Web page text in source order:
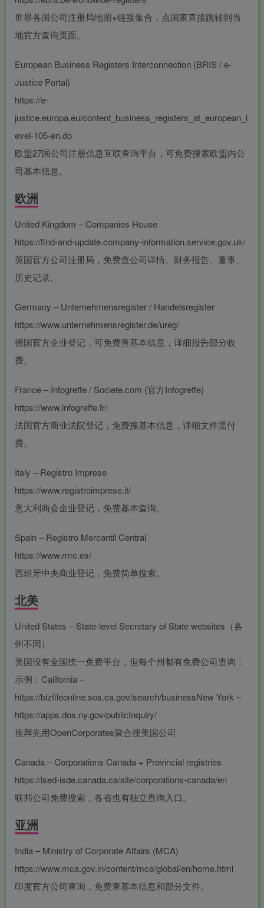
widgets-
雅马
檀木黑
三角钢
指乎
乐器
破壁机家用低
1.75L大容量
多功能豆浆料
理榨汁机新款
299
￥0.00
蛇
贵州深山老林
然放养老桶蜂
￥0.00
世界各国公司注册局地图+链接集合，点国家直接跳转到当
地官方查询页面。
European Business Registers Interconnection (BRIS / e-
Justice Portal)
https://e-
justice.europa.eu/content_business_registers_at_european_l
evel-105-en.do
欧盟27国公司注册信息互联查询平台，可免费搜索欧盟内公
司基本信息。
欧洲
United Kingdom – Companies House
https://find-and-update.company-information.service.gov.uk/
英国官方公司注册局，免费查公司详情、财务报告、董事、
历史记录。
Germany – Unternehmensregister / Handelsregister
https://www.unternehmensregister.de/ureg/
德国官方企业登记，可免费查基本信息，详细报告部分收
费。
France – Infogreffe / Societe.com (官方Infogreffe)
https://www.infogreffe.fr/
法国官方商业法院登记，免费搜基本信息，详细文件需付
费。
Italy – Registro Imprese
https://www.registroimprese.it/
意大利商会企业登记，免费基本查询。
Spain – Registro Mercantil Central
https://www.rmc.es/
西班牙中央商业登记，免费简单搜索。
北美
United States – State-level Secretary of State websites（各
州不同）
美国没有全国统一免费平台，但每个州都有免费公司查询：
示例：California –
https://bizfileonline.sos.ca.gov/search/businessNew York –
https://apps.dos.ny.gov/publicInquiry/
推荐先用OpenCorporates聚合搜美国公司
Canada – Corporations Canada + Provincial registries
https://ised-isde.canada.ca/site/corporations-canada/en
联邦公司免费搜索，各省也有独立查询入口。
亚洲
India – Ministry of Corporate Affairs (MCA)
https://www.mca.gov.in/content/mca/global/en/home.html
印度官方公司查询，免费查基本信息和部分文件。